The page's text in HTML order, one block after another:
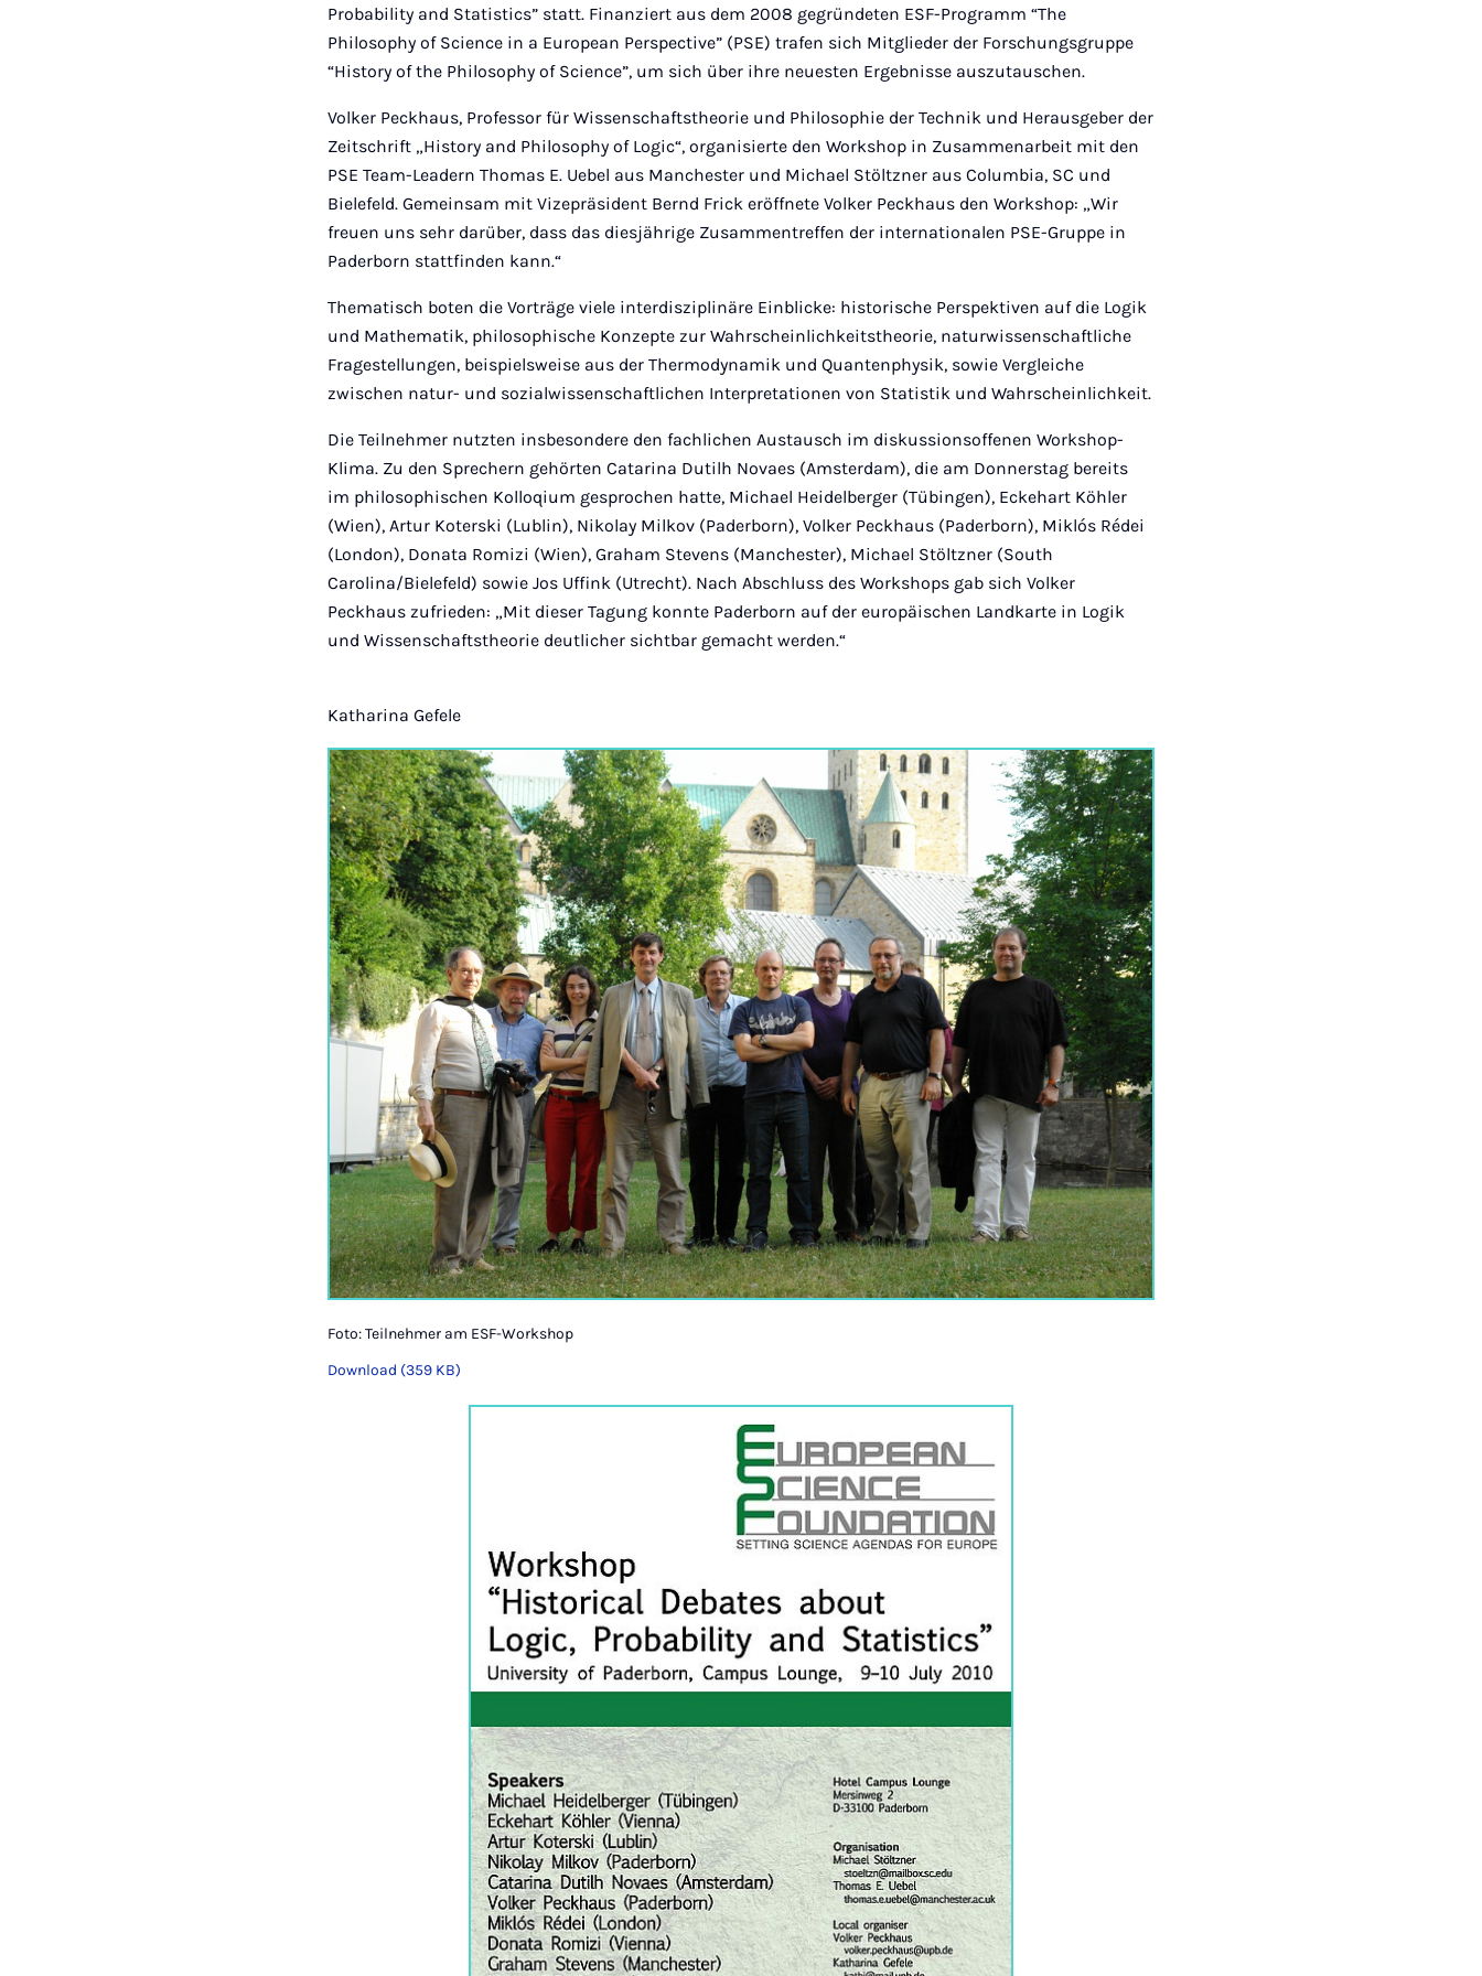
Probability and Statistics” statt. Finanziert aus dem 2008 gegründeten ESF-Programm “The
Philosophy of Science in a European Perspective” (PSE) trafen sich Mitglieder der Forschungsgruppe
“History of the Philosophy of Science”, um sich über ihre neuesten Ergebnisse auszutauschen.
Volker Peckhaus, Professor für Wissenschaftstheorie und Philosophie der Technik und Herausgeber der
Zeitschrift „History and Philosophy of Logic“, organisierte den Workshop in Zusammenarbeit mit den
PSE Team-Leadern Thomas E. Uebel aus Manchester und Michael Stöltzner aus Columbia, SC und
Bielefeld. Gemeinsam mit Vizepräsident Bernd Frick eröffnete Volker Peckhaus den Workshop: „Wir
freuen uns sehr darüber, dass das diesjährige Zusammentreffen der internationalen PSE-Gruppe in
Paderborn stattfinden kann.“
Thematisch boten die Vorträge viele interdisziplinäre Einblicke: historische Perspektiven auf die Logik
und Mathematik, philosophische Konzepte zur Wahrscheinlichkeitstheorie, naturwissenschaftliche
Fragestellungen, beispielsweise aus der Thermodynamik und Quantenphysik, sowie Vergleiche
zwischen natur- und sozialwissenschaftlichen Interpretationen von Statistik und Wahrscheinlichkeit.
Die Teilnehmer nutzten insbesondere den fachlichen Austausch im diskussionsoffenen Workshop-
Klima. Zu den Sprechern gehörten Catarina Dutilh Novaes (Amsterdam), die am Donnerstag bereits
im philosophischen Kolloqium gesprochen hatte, Michael Heidelberger (Tübingen), Eckehart Köhler
(Wien), Artur Koterski (Lublin), Nikolay Milkov (Paderborn), Volker Peckhaus (Paderborn), Miklós Rédei
(London), Donata Romizi (Wien), Graham Stevens (Manchester), Michael Stöltzner (South
Carolina/Bielefeld) sowie Jos Uffink (Utrecht). Nach Abschluss des Workshops gab sich Volker
Peckhaus zufrieden: „Mit dieser Tagung konnte Paderborn auf der europäischen Landkarte in Logik
und Wissenschaftstheorie deutlicher sichtbar gemacht werden.“
Katharina Gefele
Foto: Teilnehmer am ESF-Workshop
Download (359 KB)